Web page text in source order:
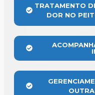
TRATAMENTO
DOR NO